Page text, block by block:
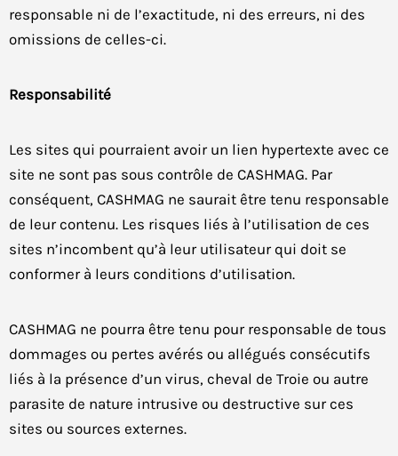
responsable ni de l’exactitude, ni des erreurs, ni des
omissions de celles-ci.
Responsabilité
Les sites qui pourraient avoir un lien hypertexte avec ce
site ne sont pas sous contrôle de CASHMAG. Par
conséquent, CASHMAG ne saurait être tenu responsable
de leur contenu. Les risques liés à l’utilisation de ces
sites n’incombent qu’à leur utilisateur qui doit se
conformer à leurs conditions d’utilisation.
CASHMAG ne pourra être tenu pour responsable de tous
dommages ou pertes avérés ou allégués consécutifs
liés à la présence d’un virus, cheval de Troie ou autre
parasite de nature intrusive ou destructive sur ces
sites ou sources externes.